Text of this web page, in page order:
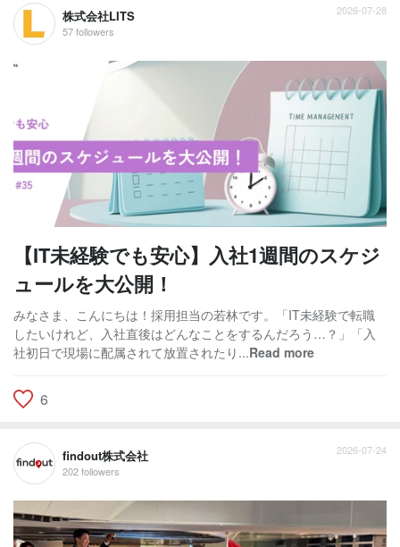
株式会社LITS
57 followers
2026-07-28
【IT未経験でも安心】入社1週間のスケジ
ュールを大公開！
みなさま、こんにちは！採用担当の若林です。「IT未経験で転職
したいけれど、入社直後はどんなことをするんだろう…？」「入
社初日で現場に配属されて放置されたり...Read more
6
findout株式会社
202 followers
2026-07-24